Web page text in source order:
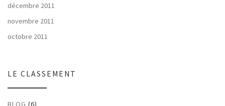
décembre 2011
novembre 2011
octobre 2011
LE CLASSEMENT
BLOG (6)